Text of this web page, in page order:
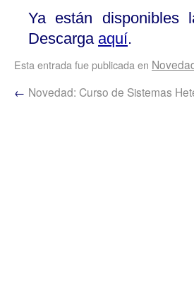
Ya están disponibles
Descarga aquí.
Esta entrada fue publicada en
← Novedad: Curso de Sistemas